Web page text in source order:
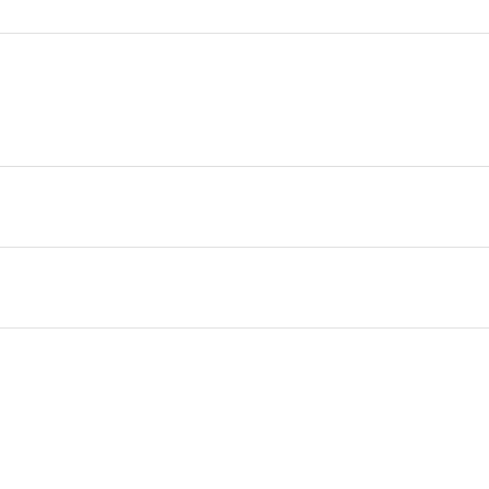
in modo naturale, bilanciando il microbiota
sulla chioma e sul cuoio capelluto.
STEM WATER, SODIUM COCO-SULFATE, *LAVANDULA